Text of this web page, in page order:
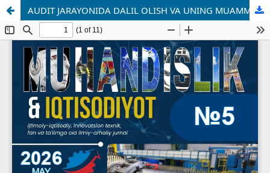
AUDIT JARAYONIDA DALIL OLISH VA UNING MUAMMOLARI